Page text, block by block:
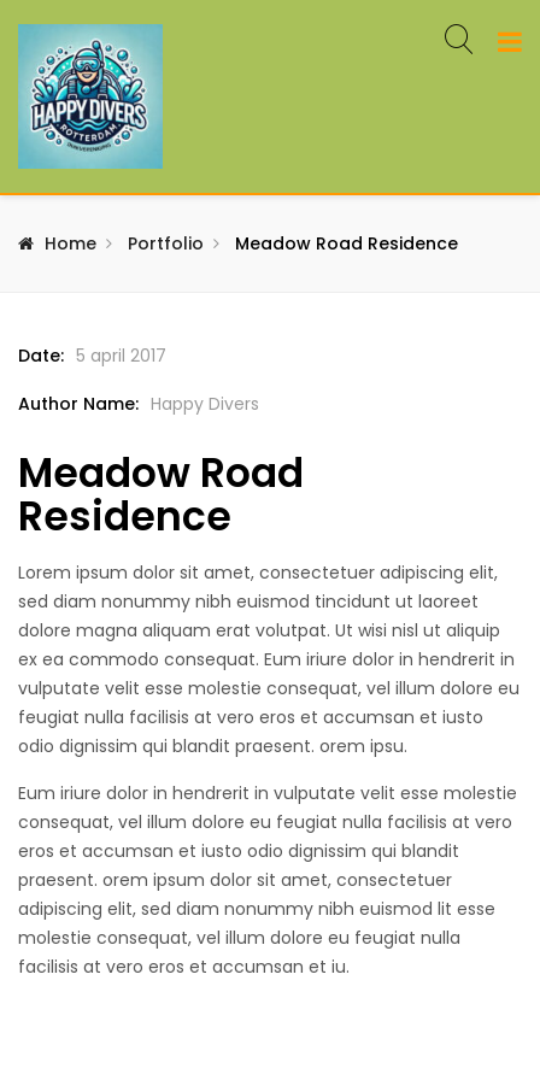
Home Portfolio Meadow Road Residence
Date: 5 april 2017
Author Name: Happy Divers
Meadow Road
Residence
Lorem ipsum dolor sit amet, consectetuer adipiscing elit,
sed diam nonummy nibh euismod tincidunt ut laoreet
dolore magna aliquam erat volutpat. Ut wisi nisl ut aliquip
ex ea commodo consequat. Eum iriure dolor in hendrerit in
vulputate velit esse molestie consequat, vel illum dolore eu
feugiat nulla facilisis at vero eros et accumsan et iusto
odio dignissim qui blandit praesent. orem ipsu.
Eum iriure dolor in hendrerit in vulputate velit esse molestie
consequat, vel illum dolore eu feugiat nulla facilisis at vero
eros et accumsan et iusto odio dignissim qui blandit
praesent. orem ipsum dolor sit amet, consectetuer
adipiscing elit, sed diam nonummy nibh euismod lit esse
molestie consequat, vel illum dolore eu feugiat nulla
facilisis at vero eros et accumsan et iu.